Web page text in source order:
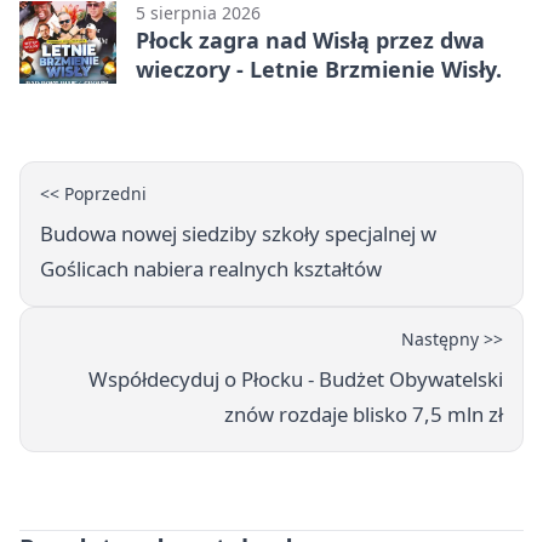
5 sierpnia 2026
Płock zagra nad Wisłą przez dwa
wieczory - Letnie Brzmienie Wisły.
<< Poprzedni
Budowa nowej siedziby szkoły specjalnej w
Goślicach nabiera realnych kształtów
Następny >>
Współdecyduj o Płocku - Budżet Obywatelski
znów rozdaje blisko 7,5 mln zł